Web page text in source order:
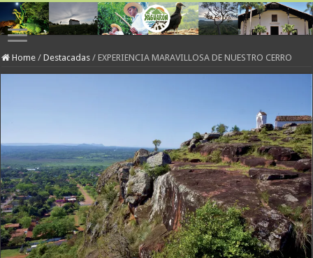
Home / Destacadas / EXPERIENCIA MARAVILLOSA DE NUESTRO CERRO